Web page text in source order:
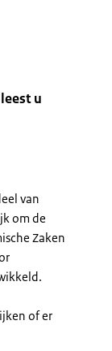
u
van
om de
Zaken
of er